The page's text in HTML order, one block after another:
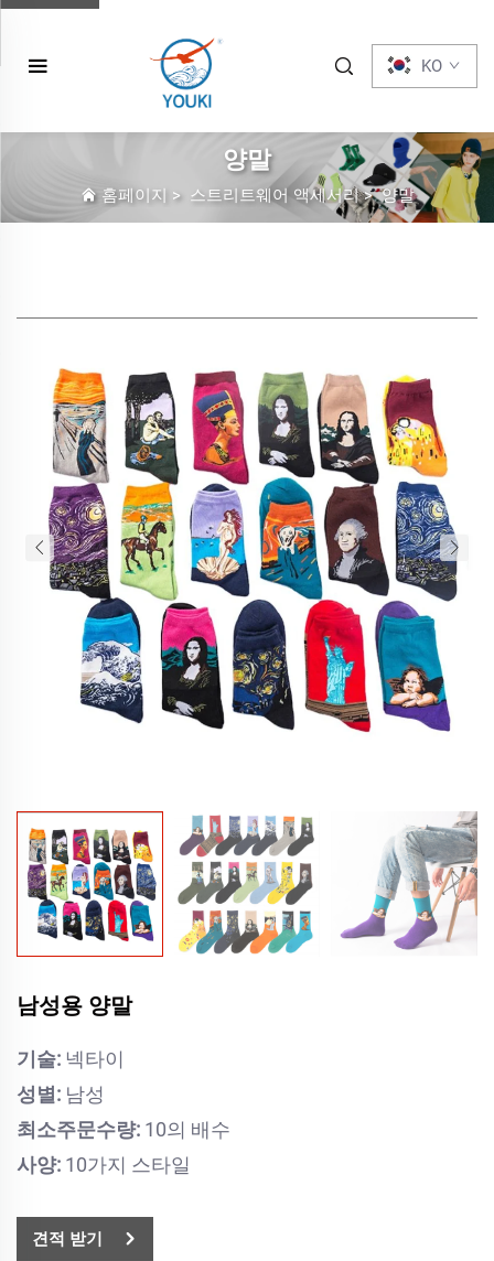
KO
양말
홈페이지 > 스트리트웨어 액세서리>양말
남성용 양말
기술: 넥타이
성별: 남성
최소주문수량: 10의 배수
사양: 10가지 스타일
견적 받기